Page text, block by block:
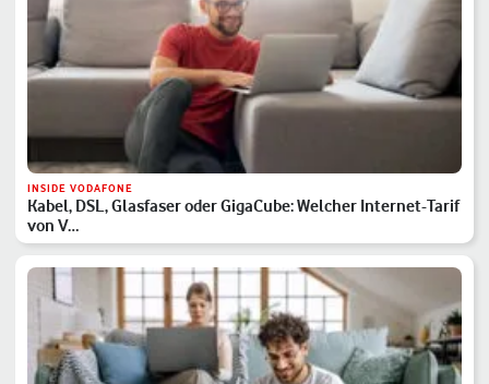
INSIDE VODAFONE
Kabel, DSL, Glasfaser oder GigaCube: Welcher Internet-Tarif
von V…